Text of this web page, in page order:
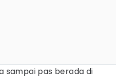
sampai pas berada di